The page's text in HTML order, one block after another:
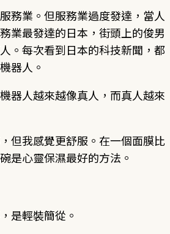
務業。但服務業過度發達，當人
業最發達的日本，街頭上的俊男
。每次看到日本的科技新聞，都
器人。
器人越來越像真人，而真人越來
但我感覺更舒服。在一個面膜比
是心靈保濕最好的方法。
是輕裝簡從。